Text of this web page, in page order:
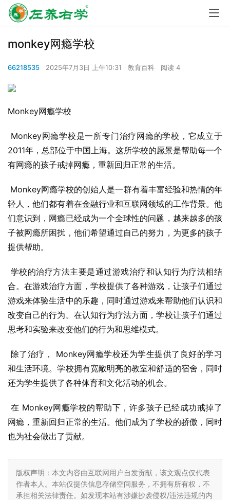
monkey网瘾学校
66218535 2025年7月3日 上午10:31 教育百科 阅读 4
Monkey网瘾学校
2011年，总部位于中国上海。这所学校的愿景是帮助每一个
有网瘾的孩子戒掉网瘾，重新回归正常的生活。
轻人，他们都有着在金融行业和互联网领域的工作背景。他
们意识到，网瘾已经成为一个全球性的问题，越来越多的孩
子被网瘾所困扰，他们希望通过自己的努力，为更多的孩子
提供帮助。
合。在游戏治疗方面，学校提供了各种游戏，让孩子们通过
游戏来体验生活中的乐趣，同时通过游戏来帮助他们认识和
改变自己的行为。在认知行为疗法方面，学校让孩子们通过
思考和实验来改变他们的行为和思维模式。
和生活环境。学校拥有宽敞明亮的教室和舒适的宿舍，同时
还为学生提供了各种体育和文化活动的机会。
网瘾，重新回归正常的生活。他们成为了学校的骄傲，同时
也为社会做出了贡献。
版权声明：本文内容由互联网用户自发贡献，该文观点仅代表
作者本人。本站仅提供信息存储空间服务，不拥有所有权，不
承担相关法律责任。如发现本站有涉嫌抄袭侵权/违法违规的内